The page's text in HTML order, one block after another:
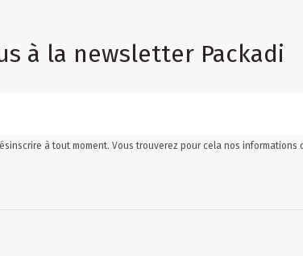
à la newsletter Packadi
à tout moment. Vous trouverez pour cela nos